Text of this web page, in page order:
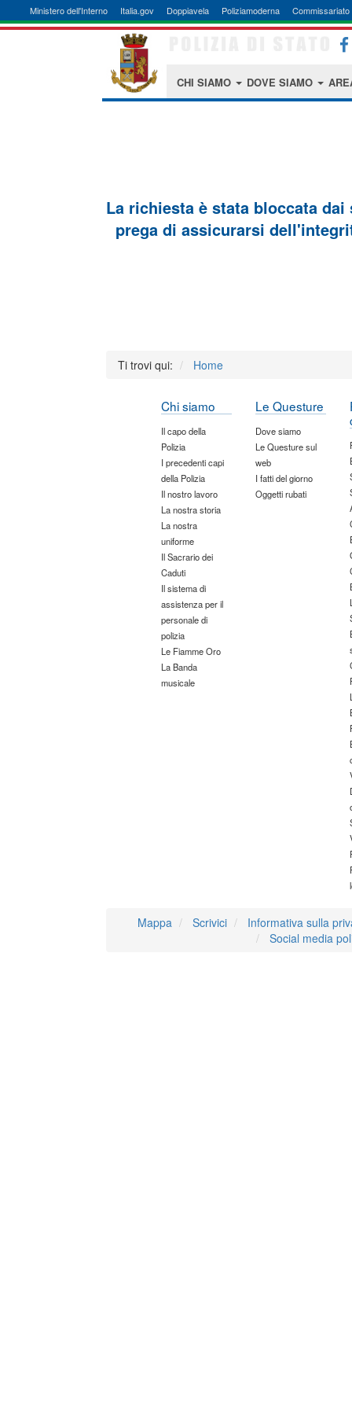
Ministero dell'Interno Italia.gov Doppiavela Poliziamoderna Commissariato
CHI SIAMO DOVE SIAMO
La richiesta è stata bloccata
prega di assicurarsi
Ti trovi qui: Home
Chi siamo
Il capo della
Polizia
I precedenti capi
della Polizia
Il nostro lavoro
La nostra storia
La nostra
uniforme
Il Sacrario dei
Caduti
Il sistema di
assistenza per il
personale di
polizia
Le Fiamme Oro
La Banda
musicale
Le Questure
Dove siamo
Le Questure sul
web
I fatti del giorno
Oggetti rubati
Mappa Scrivici
Informativa sulla
Social media